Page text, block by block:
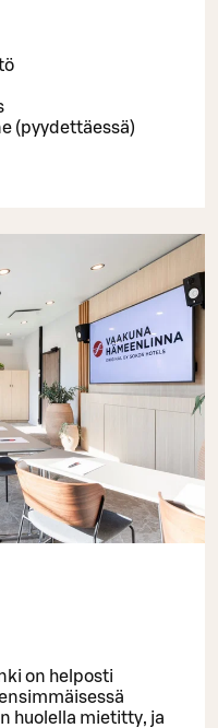
(pyydettäessä)
on helposti
huolella mietitty, ja